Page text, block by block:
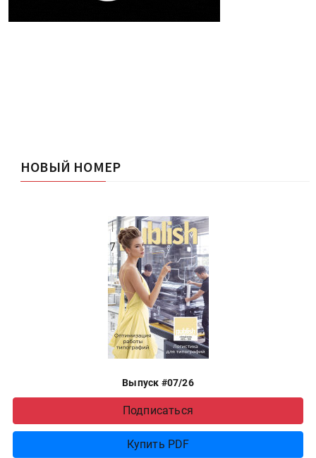
НОВЫЙ НОМЕР
Выпуск #07/26
Подписаться
Купить PDF